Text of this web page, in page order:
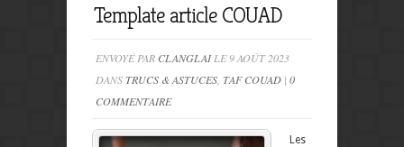
Template article COUAD
ENVOYÉ PAR CLANGLAILE 9 AOÛT 2023
DANSTRUCS & ASTUCES TAF COUAD | 0
COMMENTAIRE
Les